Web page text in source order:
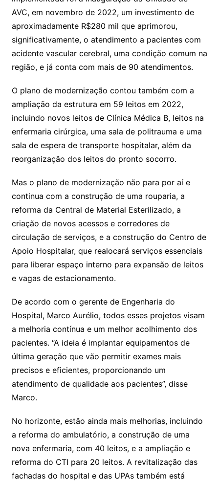
AVC, em novembro de 2022, um investimento de
aproximadamente R$280 mil que aprimorou,
significativamente, o atendimento a pacientes com
acidente vascular cerebral, uma condição comum na
região, e já conta com mais de 90 atendimentos.
O plano de modernização contou também com a
ampliação da estrutura em 59 leitos em 2022,
incluindo novos leitos de Clínica Médica B, leitos na
enfermaria cirúrgica, uma sala de politrauma e uma
sala de espera de transporte hospitalar, além da
reorganização dos leitos do pronto socorro.
Mas o plano de modernização não para por aí e
continua com a construção de uma rouparia, a
reforma da Central de Material Esterilizado, a
criação de novos acessos e corredores de
circulação de serviços, e a construção do Centro de
Apoio Hospitalar, que realocará serviços essenciais
para liberar espaço interno para expansão de leitos
e vagas de estacionamento.
De acordo com o gerente de Engenharia do
Hospital, Marco Aurélio, todos esses projetos visam
a melhoria contínua e um melhor acolhimento dos
pacientes. “A ideia é implantar equipamentos de
última geração que vão permitir exames mais
precisos e eficientes, proporcionando um
atendimento de qualidade aos pacientes”, disse
Marco.
No horizonte, estão ainda mais melhorias, incluindo
a reforma do ambulatório, a construção de uma
nova enfermaria, com 40 leitos, e a ampliação e
reforma do CTI para 20 leitos. A revitalização das
fachadas do hospital e das UPAs também está